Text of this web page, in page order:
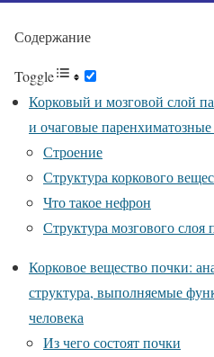
Содержание
Toggle
Корковый и мозговой слой
и очаговые
Строение
Структура коркового
Что такое нефрон
Структура мозгового слоя
Корковое вещество почки:
структура, выполняемые
человека
Из чего состоят почки